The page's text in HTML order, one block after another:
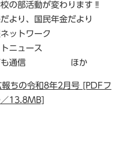
校の部活動が変わります‼
だより、国民年金だより
ネットワーク
トニュース
ども通信 ほか
報ちの令和8年2月号 [PDFフ
／13.8MB]